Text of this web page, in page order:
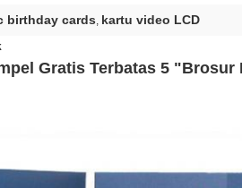
birthday cards, kartu video LCD
Gratis Terbatas 5